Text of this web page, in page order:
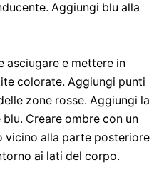
Aggiungi blu alla
asciugare e mettere in
colorate. Aggiungi punti
zone rosse. Aggiungi la
Creare ombre con un
vicino alla parte posteriore
ai lati del corpo.